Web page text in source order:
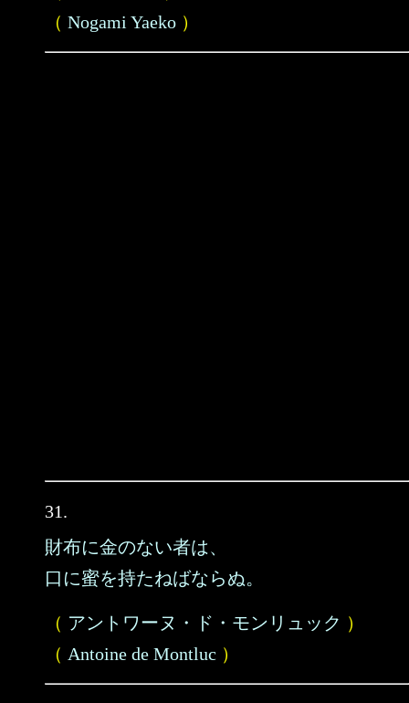
（ Nogami Yaeko ）
31.
財布に金のない者は、
口に蜜を持たねばならぬ。
（ アントワーヌ・ド・モンリュック ）
（ Antoine de Montluc ）